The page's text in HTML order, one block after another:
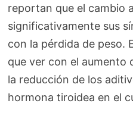
reportan que el cambio
significativamente sus
con la pérdida de peso.
que ver con el aumento
la reducción de los
hormona tiroidea en el